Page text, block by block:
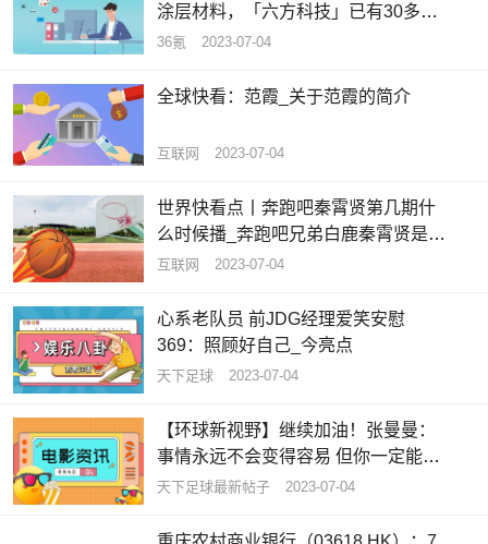
涂层材料，「六方科技」已有30多家
合作伙伴
36氪 2023-07-04
全球快看：范霞_关于范霞的简介
互联网 2023-07-04
世界快看点丨奔跑吧秦霄贤第几期什
么时候播_奔跑吧兄弟白鹿秦霄贤是哪
一期
互联网 2023-07-04
心系老队员 前JDG经理爱笑安慰
369：照顾好自己_今亮点
天下足球 2023-07-04
【环球新视野】继续加油！张曼曼：
事情永远不会变得容易 但你一定能变
得更好
天下足球最新帖子 2023-07-04